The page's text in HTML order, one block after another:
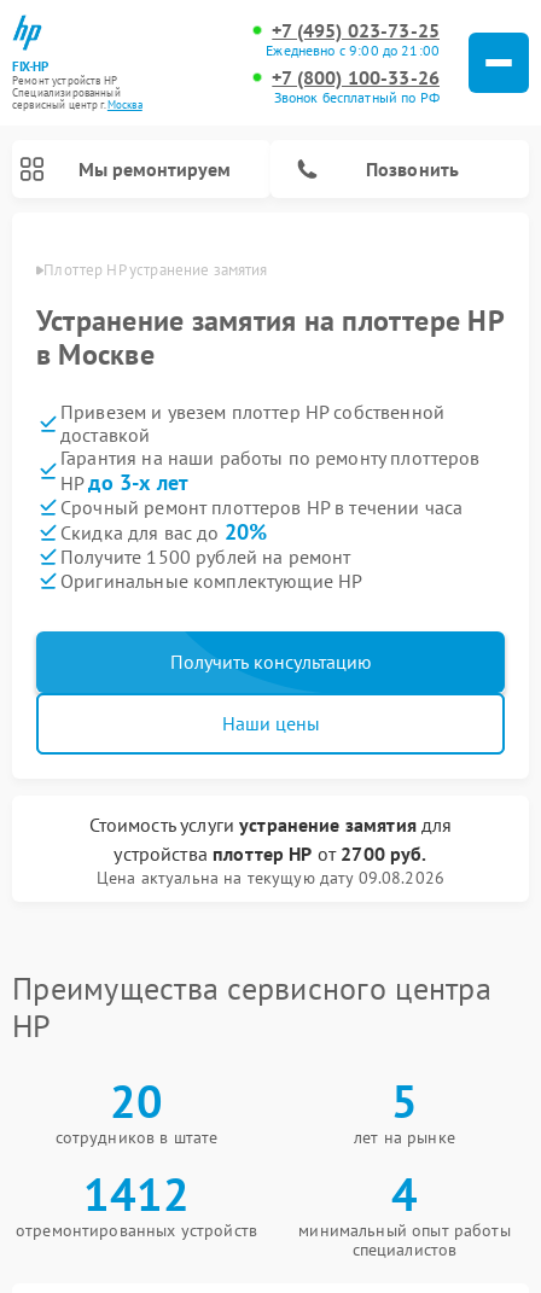
FIX-HP
Ремонт устройств HP
Специализированный
cервисный центр г.Москва
+7 (495) 023-73-25
Ежедневно с 9:00 до 21:00
+7 (800) 100-33-26
Звонок бесплатный по РФ
Мы ремонтируем Позвонить
Плоттер HP устранение замятия
Устранение замятия на плоттере HP
в Москве
Привезем и увезем плоттер HP собственной
доставкой
Гарантия на наши работы по ремонту плоттеров
HPдо 3-х лет
Срочный ремонт плоттеров HP в течении часа
Скидка для вас до 20%
Получите 1500 рублей на ремонт
Оригинальные комплектующие HP
Получить консультацию
Наши цены
Стоимость услугиустранение замятиядля
устройства плоттер HP от 2700 руб.
Цена актуальна на текущую дату 09.08.2026
Преимущества сервисного центра
HP
20
сотрудников в штате
5
лет на рынке
1412
отремонтированных устройств
4
минимальный опыт работы
специалистов